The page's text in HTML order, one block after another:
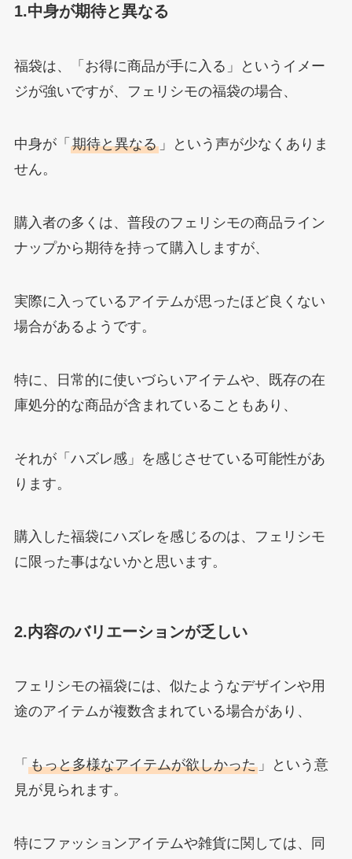
1.中身が期待と異なる
福袋は、「お得に商品が手に入る」というイメー
ジが強いですが、フェリシモの福袋の場合、
中身が「 期待と異なる」という声が少なくありま
せん。
購入者の多くは、普段のフェリシモの商品ライン
ナップから期待を持って購入しますが、
実際に入っているアイテムが思ったほど良くない
場合があるようです。
特に、日常的に使いづらいアイテムや、既存の在
庫処分的な商品が含まれていることもあり、
それが「ハズレ感」を感じさせている可能性があ
ります。
購入した福袋にハズレを感じるのは、フェリシモ
に限った事はないかと思います。
2.内容のバリエーションが乏しい
フェリシモの福袋には、似たようなデザインや用
途のアイテムが複数含まれている場合があり、
「 もっと多様なアイテムが欲しかった」という意
見が見られます。
特にファッションアイテムや雑貨に関しては、同